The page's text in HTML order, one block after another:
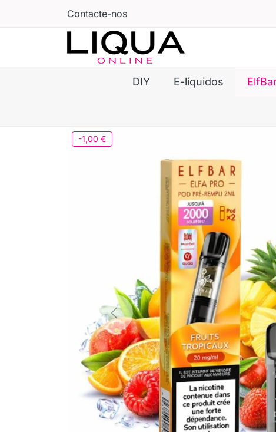
Contacte-nos
DIY E-líquidos
-1,00 €
Previous